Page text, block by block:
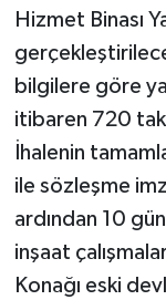
Hizmet Binası
bilgilere göre
itibaren 720
İhalenin
ile sözleşme
ardından 10
inşaat
Konağı eski